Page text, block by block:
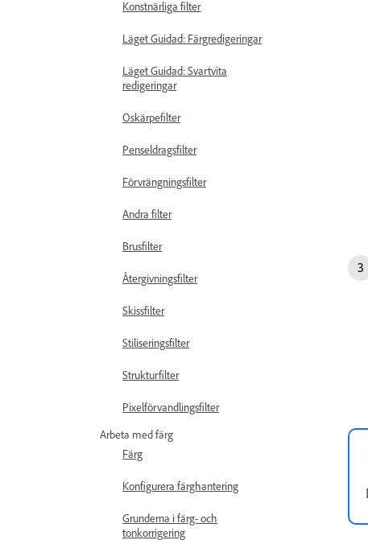
Konstnärliga filter
Läget Guidad: Färgredigeringar
Läget Guidad: Svartvita
redigeringar
Oskärpefilter
Penseldragsfilter
Förvrängningsfilter
Andra filter
Brusfilter
Återgivningsfilter
Skissfilter
Stiliseringsfilter
Strukturfilter
Pixelförvandlingsfilter
Arbeta med färg
Färg
Konfigurera färghantering
Grunderna i färg- och
tonkorrigering